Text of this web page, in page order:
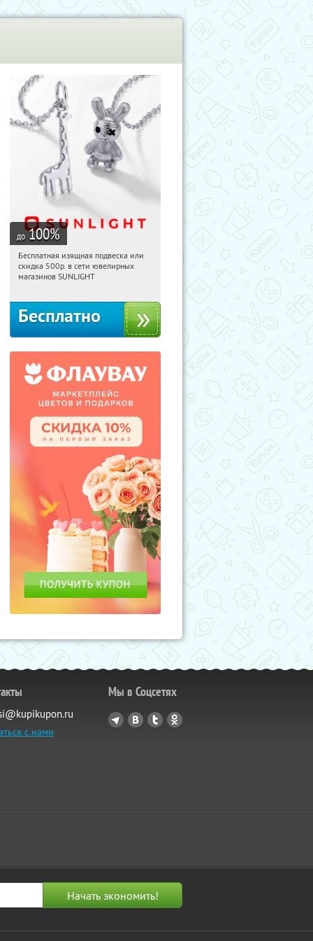
до 100%
03:37:53 Получили:
Россия
Бесплатная изящная подвеска или
скидка 500р. в сети ювелирных
магазинов SUNLIGHT
Бесплатно
с нами
Мы в Соцсетях